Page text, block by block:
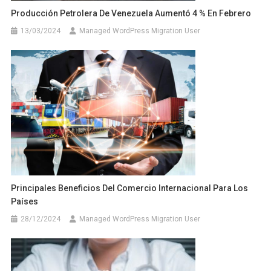
Producción Petrolera De Venezuela Aumentó 4 % En Febrero
13/03/2024 Managed WordPress Migration User
Principales Beneficios Del Comercio Internacional Para Los
Países
28/12/2024 Managed WordPress Migration User